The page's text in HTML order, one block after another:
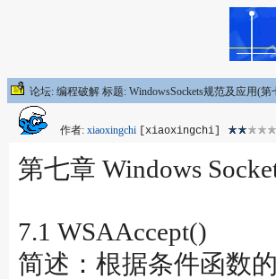
论坛: 编程破解 标题: WindowsSockets规范及应用(
作者: xiaoxingchi [xiaoxingchi]
第七章 Windows
7.1 WSAAccept()
简述：根据条件函数